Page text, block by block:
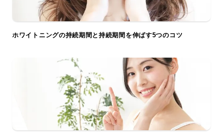
ホワイトニングの持続期間と持続期間を伸ばす5つのコツ